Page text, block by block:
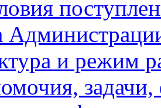
и режим